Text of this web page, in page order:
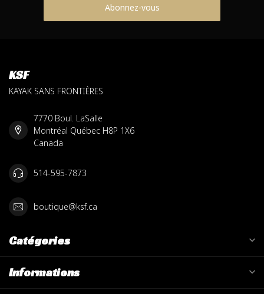
Abonnez-vous
KSF
KAYAK SANS FRONTIÈRES
7770 Boul. LaSalle
Montréal Québec H8P 1X6
Canada
514-595-7873
boutique@ksf.ca
Catégories
Informations